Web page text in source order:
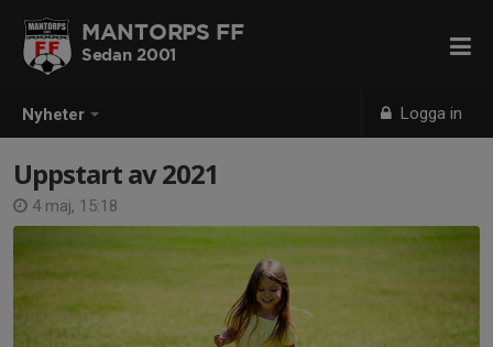
Nyheter Logga in
MANTORPS FF
Sedan 2001
Uppstart av 2021
4 maj, 15:18